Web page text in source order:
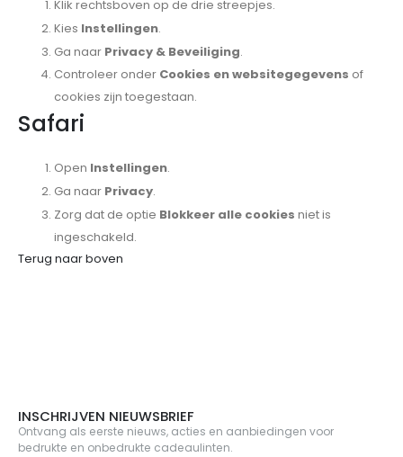
Klik rechtsboven op de drie streepjes.
Kies Instellingen.
Ga naar Privacy & Beveiliging.
Controleer onder Cookies en websitegegevens of
cookies zijn toegestaan.
Safari
Open Instellingen.
Ga naar Privacy.
Zorg dat de optie Blokkeer alle cookies niet is
ingeschakeld.
Terug naar boven
INSCHRIJVEN NIEUWSBRIEF
Ontvang als eerste nieuws, acties en aanbiedingen voor
bedrukte en onbedrukte cadeaulinten.